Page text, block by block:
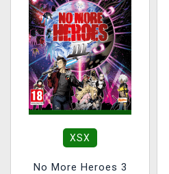
XSX
No More Heroes 3